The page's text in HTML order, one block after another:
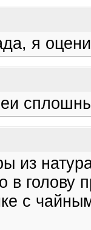
я
из
в
с